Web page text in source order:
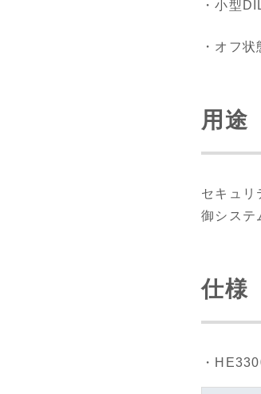
・小型
・オフ
用途
セキュリ
御システ
仕様
・